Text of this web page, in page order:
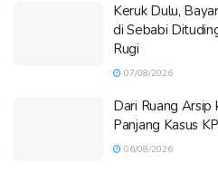
Keruk Dulu,
di Sebabi
Rugi
07/08/2026
Dari Ruang Arsip
Panjang Kasus
06/08/2026